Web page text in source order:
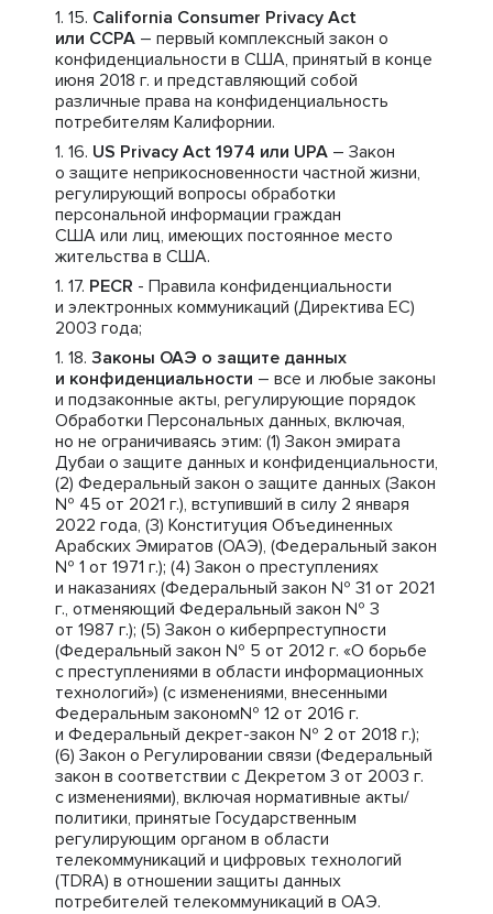
California Consumer Privacy Act
или CCPA – первый комплексный закон о
конфиденциальности в США, принятый в конце
июня 2018 г. и представляющий собой
различные права на конфиденциальность
потребителям Калифорнии.
US Privacy Act 1974 или UPA – Закон
о защите неприкосновенности частной жизни,
регулирующий вопросы обработки
персональной информации граждан
США или лиц, имеющих постоянное место
жительства в США.
PECR - Правила конфиденциальности
и электронных коммуникаций (Директива ЕС)
2003 года;
Законы ОАЭ о защите данных
и конфиденциальности – все и любые законы
и подзаконные акты, регулирующие порядок
Обработки Персональных данных, включая,
но не ограничиваясь этим: (1) Закон эмирата
Дубаи о защите данных и конфиденциальности,
(2) Федеральный закон о защите данных (Закон
№ 45 от 2021 г.), вступивший в силу 2 января
2022 года, (3) Конституция Объединенных
Арабских Эмиратов (ОАЭ), (Федеральный закон
№ 1 от 1971 г.); (4) Закон о преступлениях
и наказаниях (Федеральный закон № 31 от 2021
г., отменяющий Федеральный закон № 3
от 1987 г.); (5) Закон о киберпреступности
(Федеральный закон № 5 от 2012 г. «О борьбе
с преступлениями в области информационных
технологий») (с изменениями, внесенными
Федеральным законом№ 12 от 2016 г.
и Федеральный декрет-закон № 2 от 2018 г.);
(6) Закон о Регулировании связи (Федеральный
закон в соответствии с Декретом 3 от 2003 г.
с изменениями), включая нормативные акты/
политики, принятые Государственным
регулирующим органом в области
телекоммуникаций и цифровых технологий
(TDRA) в отношении защиты данных
потребителей телекоммуникаций в ОАЭ.